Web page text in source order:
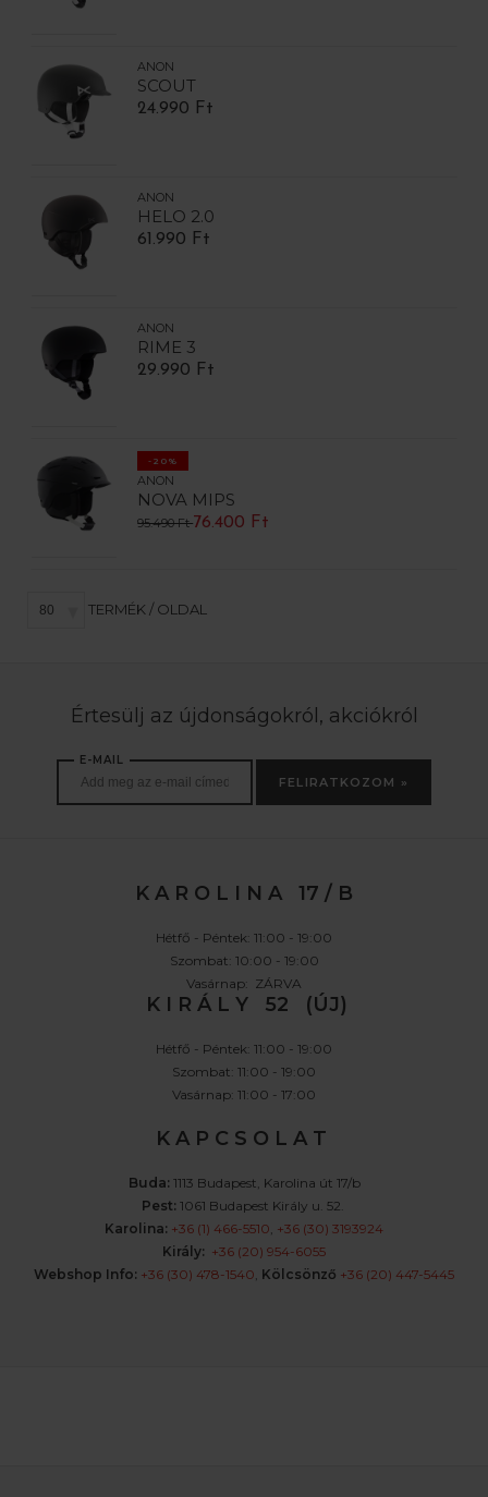
ANON
SCOUT
24.990 Ft
ANON
HELO 2.0
61.990 Ft
ANON
RIME 3
29.990 Ft
-20%
ANON
NOVA MIPS
95.490 Ft76.400 Ft
TERMÉK / OLDAL
Értesülj az újdonságokról, akciókról
E-MAIL
FELIRATKOZOM »
K A R O L I N A 17 / B
Hétfő - Péntek: 11:00 - 19:00
Szombat: 10:00 - 19:00
Vasárnap: ZÁRVA
K I R Á L Y 52 (ÚJ)
Hétfő - Péntek: 11:00 - 19:00
Szombat: 11:00 - 19:00
Vasárnap: 11:00 - 17:00
K A P C S O L A T
Buda: 1113 Budapest, Karolina út 17/b
Pest: 1061 Budapest Király u. 52.
Karolina: +36 (1) 466-5510, +36 (30) 3193924
Király: +36 (20) 954-6055
Webshop Info: +36 (30) 478-1540, Kölcsönző +36 (20) 447-5445